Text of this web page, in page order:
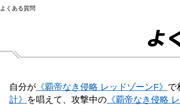
よくある質問
よ
自分が 《覇帝なき侵略 レッドゾーンF》 で
計》 を唱えて、攻撃中の 《覇帝なき侵略